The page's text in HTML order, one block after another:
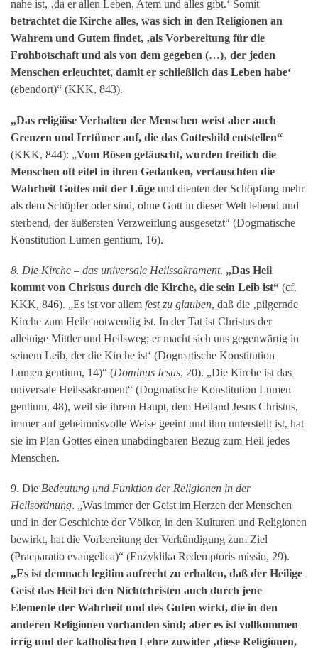
nahe ist, ‚da er allen Leben, Atem und alles gibt.‘ Somit
betrachtet die Kirche alles, was sich in den Religionen an
Wahrem und Gutem findet, ‚als Vorbereitung für die
Frohbotschaft und als von dem gegeben (…)‚ der jeden
Menschen erleuchtet, damit er schließlich das Leben habe‘
(ebendort)“ (KKK, 843).
„Das religiöse Verhalten der Menschen weist aber auch
Grenzen und Irrtümer auf, die das Gottesbild entstellen“
(KKK, 844): „Vom Bösen getäuscht, wurden freilich die
Menschen oft eitel in ihren Gedanken, vertauschten die
Wahrheit Gottes mit der Lüge und dienten der Schöpfung mehr
als dem Schöpfer oder sind, ohne Gott in dieser Welt lebend und
sterbend, der äußersten Verzweiflung ausgesetzt“ (Dogmatische
Konstitution Lumen gentium, 16).
8. Die Kirche – das universale Heilssakrament. „Das Heil
kommt von Christus durch die Kirche, die sein Leib ist“ (cf.
KKK, 846). „Es ist vor allem fest zu glauben, daß die ‚pilgernde
Kirche zum Heile notwendig ist. In der Tat ist Christus der
alleinige Mittler und Heilsweg; er macht sich uns gegenwärtig in
seinem Leib, der die Kirche ist‘ (Dogmatische Konstitution
Lumen gentium, 14)“ (Dominus Iesus, 20). „Die Kirche ist das
universale Heilssakrament“ (Dogmatische Konstitution Lumen
gentium, 48), weil sie ihrem Haupt, dem Heiland Jesus Christus,
immer auf geheimnisvolle Weise geeint und ihm unterstellt ist, hat
sie im Plan Gottes einen unabdingbaren Bezug zum Heil jedes
Menschen.
9. Die Bedeutung und Funktion der Religionen in der
Heilsordnung. „Was immer der Geist im Herzen der Menschen
und in der Geschichte der Völker, in den Kulturen und Religionen
bewirkt, hat die Vorbereitung der Verkündigung zum Ziel
(Praeparatio evangelica)“ (Enzyklika Redemptoris missio, 29).
„Es ist demnach legitim aufrecht zu erhalten, daß der Heilige
Geist das Heil bei den Nichtchristen auch durch jene
Elemente der Wahrheit und des Guten wirkt, die in den
anderen Religionen vorhanden sind; aber es ist vollkommen
irrig und der katholischen Lehre zuwider ‚diese Religionen,